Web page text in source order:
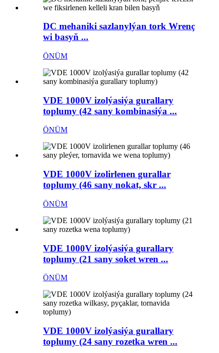
DC mehaniki sazlanylýan tork Wrenç
wi basyň ...
ÖNÜM
VDE 1000V izolýasiýa gurallary
toplumy (42 sany kombinasiýa ...
ÖNÜM
VDE 1000V izolirlenen gurallar
toplumy (46 sany nokat, skr ...
ÖNÜM
VDE 1000V izolýasiýa gurallary
toplumy (21 sany soket wren ...
ÖNÜM
VDE 1000V izolýasiýa gurallary
toplumy (24 sany rozetka wren ...